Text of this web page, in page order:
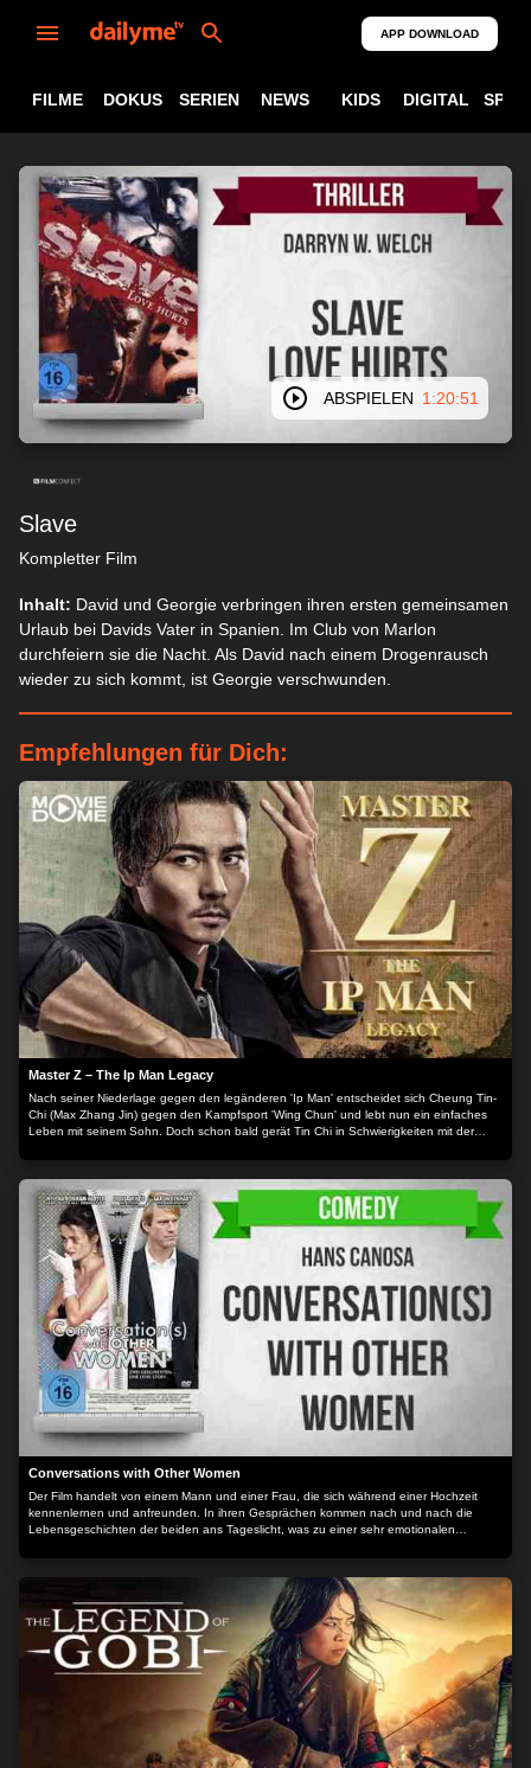
APP DOWNLOAD
FILME DOKUS SERIEN NEWS KIDS DIGITAL
ABSPIELEN 1:20:51
Slave
Kompletter Film
Inhalt: David und Georgie verbringen ihren ersten gemeinsamen
Urlaub bei Davids Vater in Spanien. Im Club von Marlon
durchfeiern sie die Nacht. Als David nach einem Drogenrausch
wieder zu sich kommt, ist Georgie verschwunden.
Empfehlungen für Dich:
Master Z – The Ip Man Legacy
Nach seiner Niederlage gegen den legänderen 'Ip Man' entscheidet sich Cheung Tin-
Chi (Max Zhang Jin) gegen den Kampfsport 'Wing Chun' und lebt nun ein einfaches
Leben mit seinem Sohn. Doch schon bald gerät Tin Chi in Schwierigkeiten mit der
Street' und schlüpft dort bei Chiu Kam Fu, dem Betreiber einer Bar und seiner
Schwester Julia (Ada Liu Yan) unter, die rasch zu seinen Freunden werden. Als Tin Chi
jedoch damit konfrontiert wird, dass die Triade ihre Drogengeschäfte in der Bar Street
ausweiten und Menschen aus seinem neuen Umfeld sterben, fühlt er sich verpflichtet
einzugreifen. Drogenbaron Owen Davidson (Dave Bautista) nimmt grausam Rache
und tötet Tin Chis Freunde. Für Tin Chi ist klar, dass es jetzt zu einem entscheidenden
Showdown kommen muss... Der Inhalt wird bereitgestellt von: PLAION PICTURES
GmbH, Lochhamer Str. 9, 82152 Planegg/München
Conversations with Other Women
Der Film handelt von einem Mann und einer Frau, die sich während einer Hochzeit
kennenlernen und anfreunden. In ihren Gesprächen kommen nach und nach die
Lebensgeschichten der beiden ans Tageslicht, was zu einer sehr emotionalen